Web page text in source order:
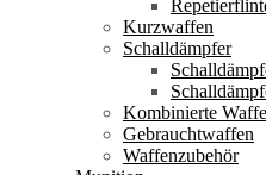
Kurzwaffen
Schalldämpfer
Kombinierte
Gebrauchtwaffen
Waffenzubehör